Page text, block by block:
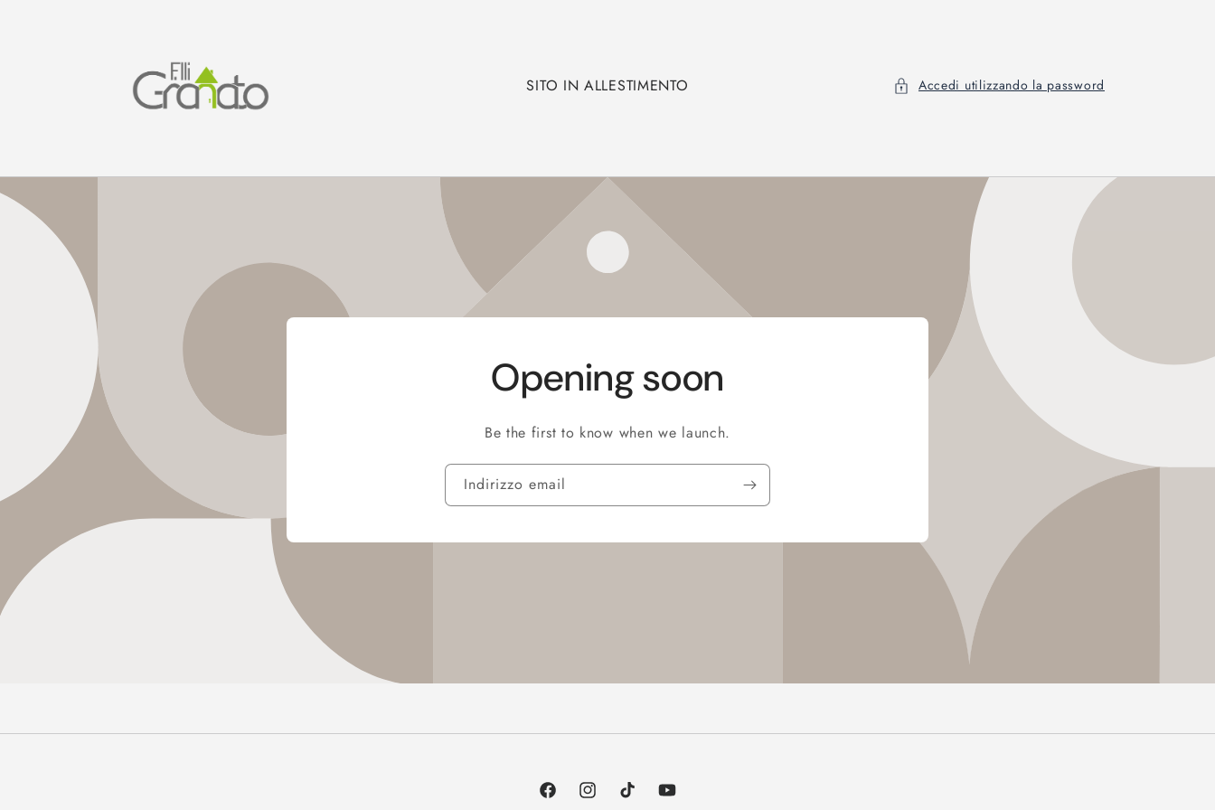
SITO IN ALLESTIMENTO Accedi utilizzando la password
Opening soon
Be the first to know when we launch.
Indirizzo email
FacebookInstagramTikTok YouTube